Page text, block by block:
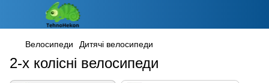
Велосипеди Дитячі велосипеди
2-х колісні велосипеди